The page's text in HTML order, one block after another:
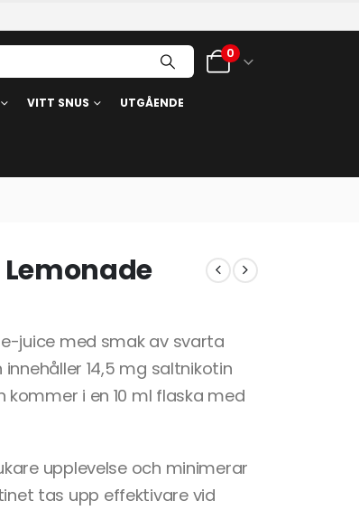
0
VITT SNUS UTGÅENDE
Lemonade
e-juice med smak av svarta
14,5 mg saltnikotin
i en 10 ml flaska med
upplevelse och minimerar
tas upp effektivare vid